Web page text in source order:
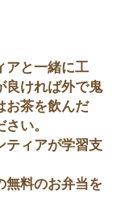
アと一緒に工
良ければ外で鬼
お茶を飲んだ
い。
ティアが学習支
無料のお弁当を